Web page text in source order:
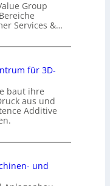
Group
Services &…
für 3D-
baut ihre
aus und
Additive
und